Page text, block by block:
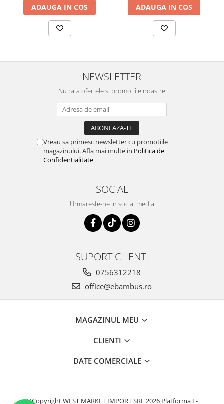
ADAUGA IN COS ADAUGA IN COS
NEWSLETTER
Nu rata ofertele si promotiile noastre
Vreau sa primesc newsletter cu promotiile
magazinului. Afla mai multe in Politica de
Confidentialitate
SOCIAL
Urmareste-ne in social media
SUPORT CLIENTI
0756312218
office@ebambus.ro
MAGAZINUL MEU
CLIENTI
DATE COMERCIALE
©Copyright WEST MARKET IMPORT SRL 2026 Platforma E-